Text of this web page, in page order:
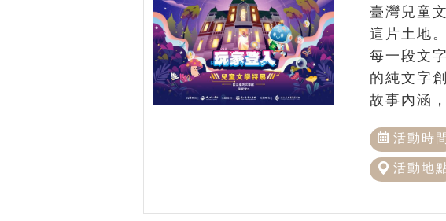
臺灣兒童
這片土地
每一段文
的純文字
故事內涵
活動時間
活動地